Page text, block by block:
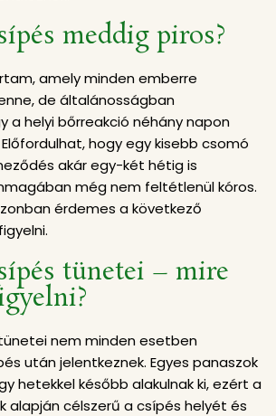
meddig piros?
amely minden emberre
de általánosságban
a helyi bőrreakció néhány napon
hogy egy kisebb csomó
akár egy-két hétig is
még nem feltétlenül kóros.
érdemes a következő
tünetei – mire
nem minden esetben
után jelentkeznek. Egyes panaszok
hetekkel később alakulnak ki, ezért a
alapján célszerű a csípés helyét és